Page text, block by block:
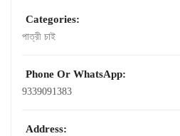
Categories:
পাত্রী চাই
Phone Or WhatsApp:
9339091383
Address: